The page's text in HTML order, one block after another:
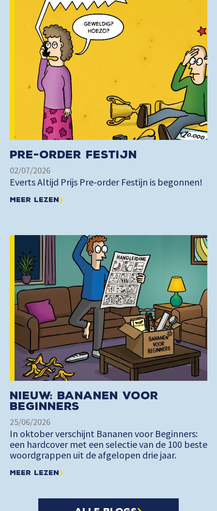
Pre-order Festijn
02/07/2026
Everts Altijd Prijs Pre-order Festijn is begonnen!
Meer lezen
Nieuw: Bananen voor
Beginners
25/06/2026
In oktober verschijnt Bananen voor Beginners:
een hardcover met een selectie van de 100 beste
woordgrappen uit de afgelopen drie jaar.
Meer lezen